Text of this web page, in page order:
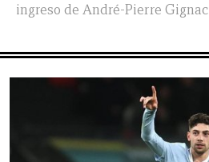
ingreso de André-Pierre Gignac